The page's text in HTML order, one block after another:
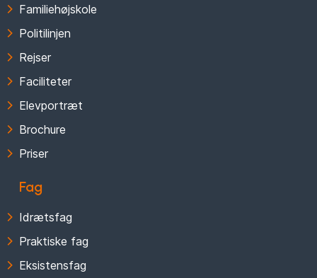
Familiehøjskole
Politilinjen
Rejser
Faciliteter
Elevportræt
Brochure
Priser
Fag
Idrætsfag
Praktiske fag
Eksistensfag